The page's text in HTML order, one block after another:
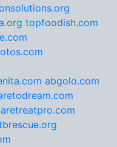
topfoodish.com
abgolo.com